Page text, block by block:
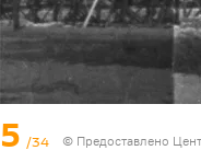
5 /34 © Предоставлено